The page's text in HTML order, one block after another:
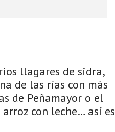
llagares de sidra,
de las rías con más
de Peñamayor o el
con leche… así es